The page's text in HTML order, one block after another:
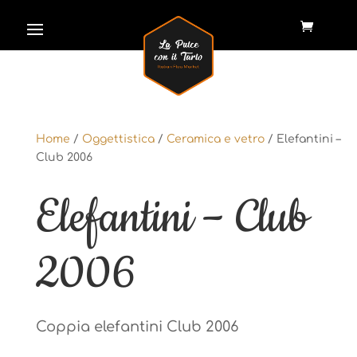
Home / Oggettistica/ Ceramica e vetro/ Elefantini –
Club 2006
Elefantini – Club
2006
Coppia elefantini Club 2006
Home / Oggettistica/ Ceramica e vetro/ Elefantini –
Club 2006
Elefantini – Club
2006
Coppia elefantini Club 2006